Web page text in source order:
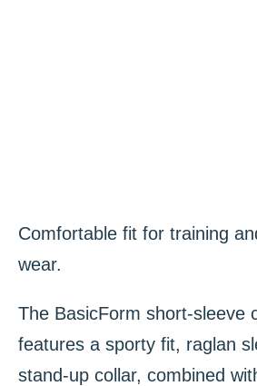
Comfortable fit for training
wear.
The BasicForm short-sleeve
features a sporty fit, raglan
stand-up collar, combined